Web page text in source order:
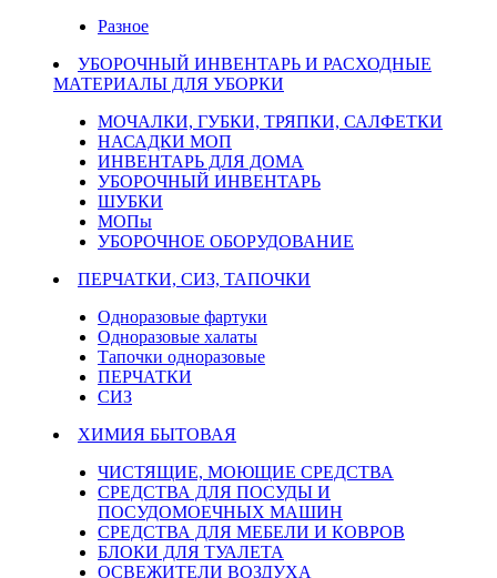
Разное
УБОРОЧНЫЙ ИНВЕНТАРЬ И РАСХОДНЫЕ
МАТЕРИАЛЫ ДЛЯ УБОРКИ
МОЧАЛКИ, ГУБКИ, ТРЯПКИ, САЛФЕТКИ
НАСАДКИ МОП
ИНВЕНТАРЬ ДЛЯ ДОМА
УБОРОЧНЫЙ ИНВЕНТАРЬ
ШУБКИ
МОПы
УБОРОЧНОЕ ОБОРУДОВАНИЕ
ПЕРЧАТКИ, СИЗ, ТАПОЧКИ
Одноразовые фартуки
Одноразовые халаты
Тапочки одноразовые
ПЕРЧАТКИ
СИЗ
ХИМИЯ БЫТОВАЯ
ЧИСТЯЩИЕ, МОЮЩИЕ СРЕДСТВА
СРЕДСТВА ДЛЯ ПОСУДЫ И
ПОСУДОМОЕЧНЫХ МАШИН
СРЕДСТВА ДЛЯ МЕБЕЛИ И КОВРОВ
БЛОКИ ДЛЯ ТУАЛЕТА
ОСВЕЖИТЕЛИ ВОЗДУХА